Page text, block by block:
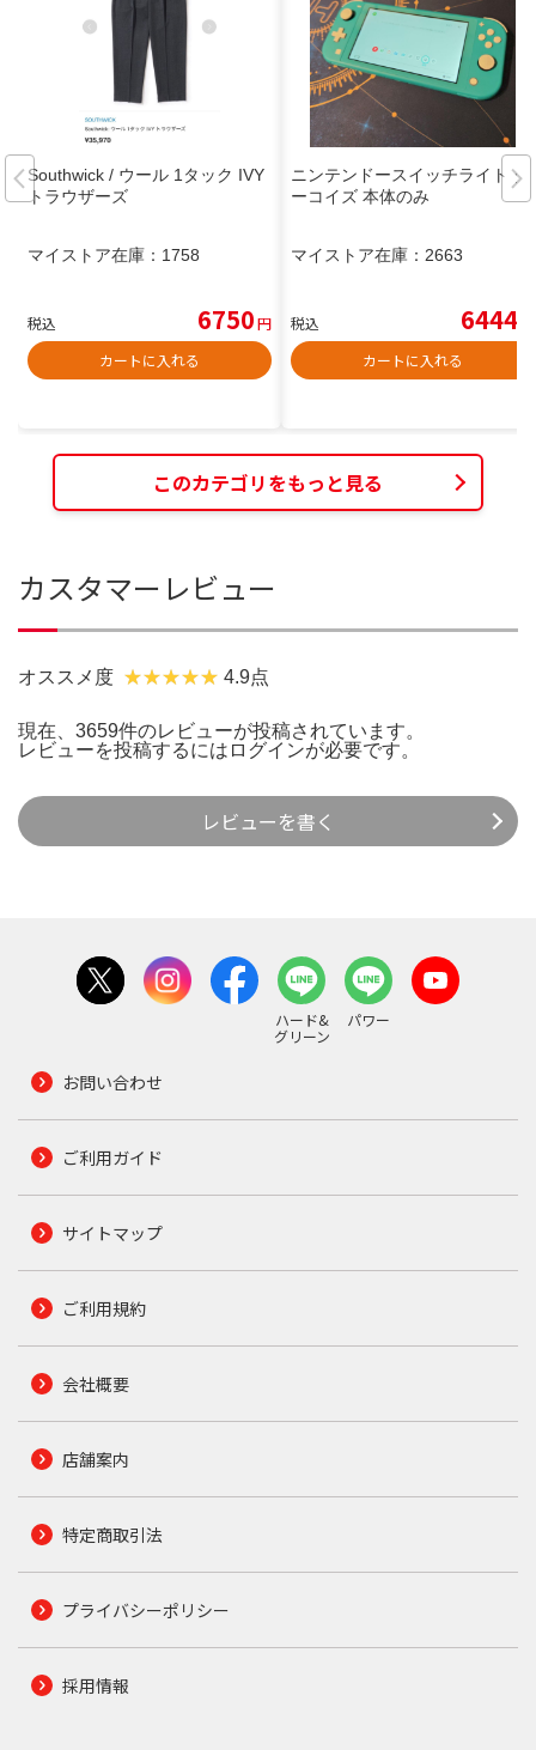
Southwick / ウール 1タック IVY
トラウザーズ
マイストア在庫： 1758
税込 6750円
カートに入れる
ニンテンドースイッチライト タ
ーコイズ 本体のみ
マイストア在庫： 2663
税込 6444
カートに入れる
このカテゴリをもっと見る
カスタマーレビュー
オススメ度 4.9点
現在、3659件のレビューが投稿されています。
レビューを投稿するには ログインが必要です。
レビューを書く
ハード&
グリーン
パワー
お問い合わせ
ご利用ガイド
サイトマップ
ご利用規約
会社概要
店舗案内
特定商取引法
プライバシーポリシー
採用情報